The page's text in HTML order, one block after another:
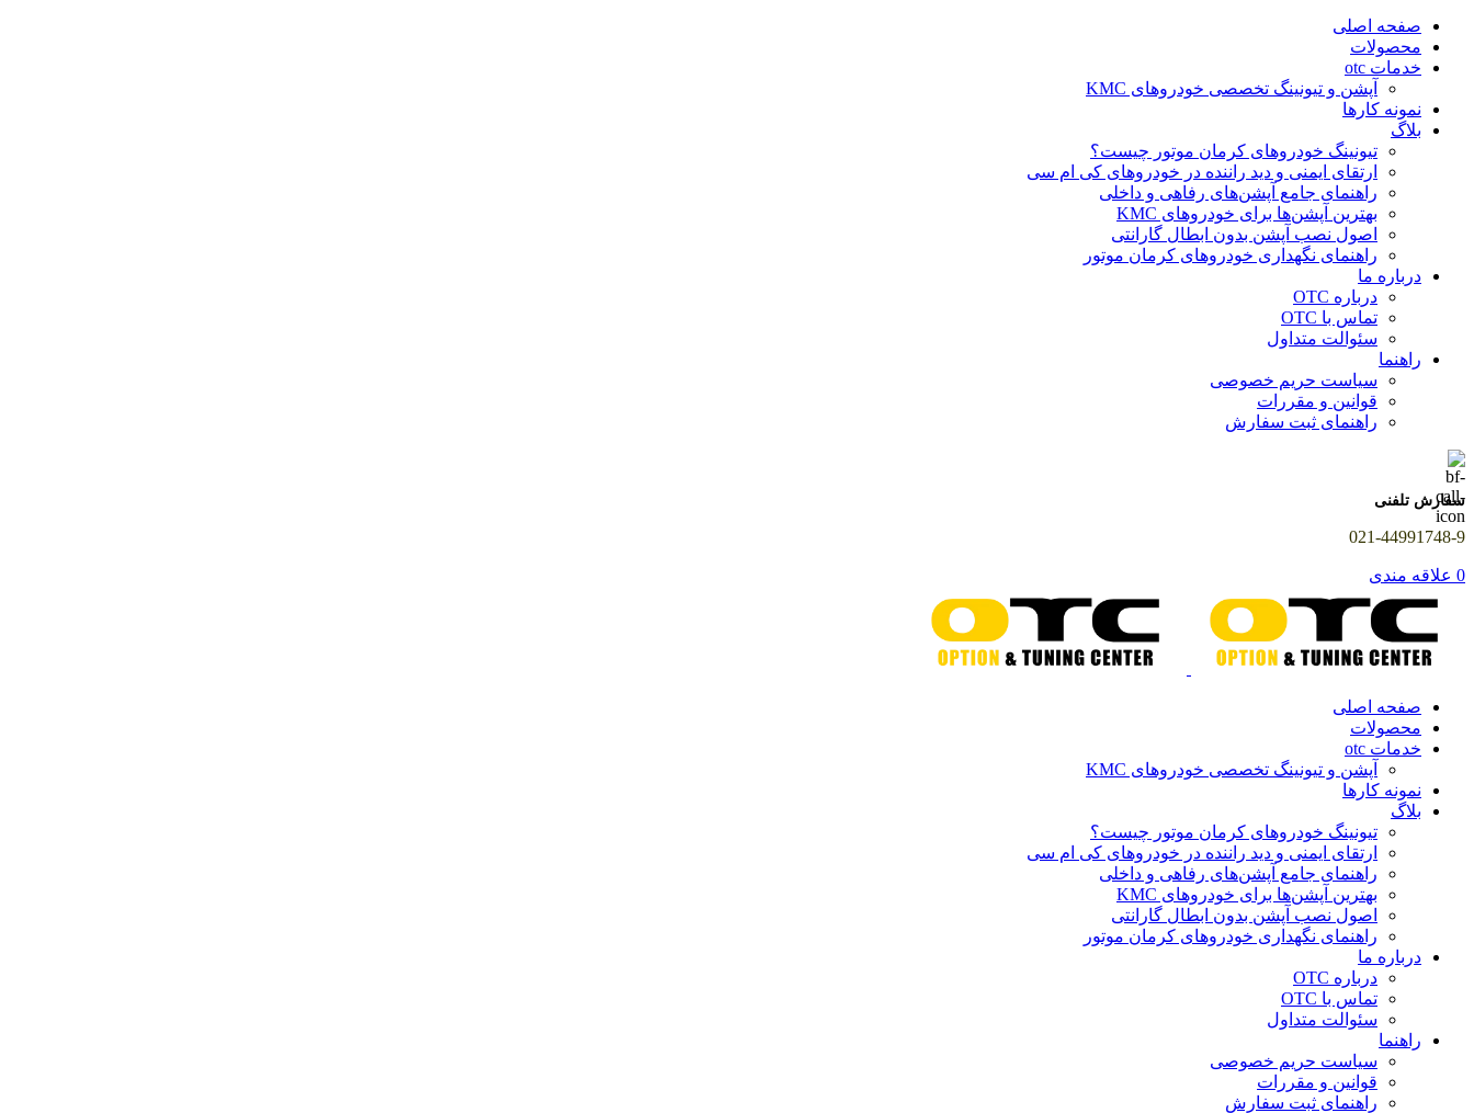
صفحه اصلی
محصولات
خدمات otc
آپشن و تیونینگ تخصصی خودروهای KMC
نمونه کارها
بلاگ
تیونینگ خودروهای کرمان موتور چیست؟
ارتقای ایمنی و دید راننده در خودروهای کی ام سی
راهنمای جامع آپشن‌های رفاهی و داخلی
بهترین آپشن‌ها برای خودروهای KMC
اصول نصب آپشن بدون ابطال گارانتی
راهنمای نگهداری خودروهای کرمان موتور
درباره ما
درباره OTC
تماس با OTC
سئوالت متداول
راهنما
سیاست حریم خصوصی
قوانین و مقررات
راهنمای ثبت سفارش
سفارش تلفنی
021-44991748-9
0 علاقه مندی
صفحه اصلی
محصولات
خدمات otc
آپشن و تیونینگ تخصصی خودروهای KMC
نمونه کارها
بلاگ
تیونینگ خودروهای کرمان موتور چیست؟
ارتقای ایمنی و دید راننده در خودروهای کی ام سی
راهنمای جامع آپشن‌های رفاهی و داخلی
بهترین آپشن‌ها برای خودروهای KMC
اصول نصب آپشن بدون ابطال گارانتی
راهنمای نگهداری خودروهای کرمان موتور
درباره ما
درباره OTC
تماس با OTC
سئوالت متداول
راهنما
سیاست حریم خصوصی
قوانین و مقررات
راهنمای ثبت سفارش